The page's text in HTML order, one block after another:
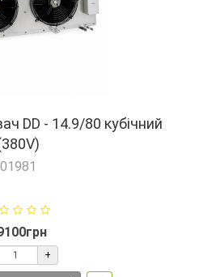
DD - 14.9/80 кубічний
01981
+